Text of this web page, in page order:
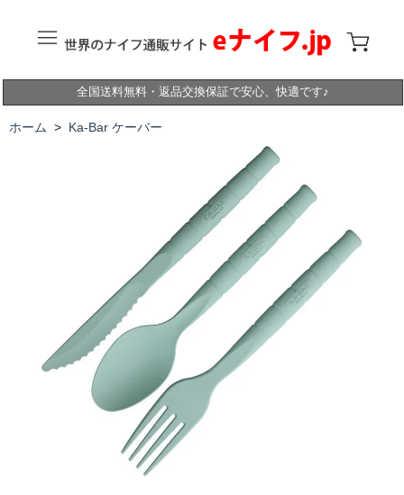
全国送料無料・返品交換保証で安心、快適です♪
ホーム > Ka-Bar ケーバー